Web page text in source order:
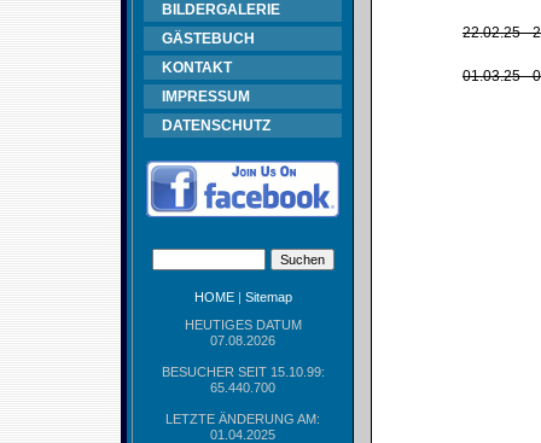
BILDERGALERIE
GÄSTEBUCH
KONTAKT
IMPRESSUM
DATENSCHUTZ
HOME| Sitemap
HEUTIGES DATUM
07.08.2026
BESUCHER SEIT 15.10.99:
65.440.700
LETZTE ÄNDERUNG AM:
01.04.2025
22.02.25 -
01.03.25 -